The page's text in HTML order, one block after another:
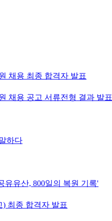
채용 최종 합격자 발표
채용 공고 서류전형 결과 발표
하다
유유산, 800일의 복원 기록'
최종 합격자 발표